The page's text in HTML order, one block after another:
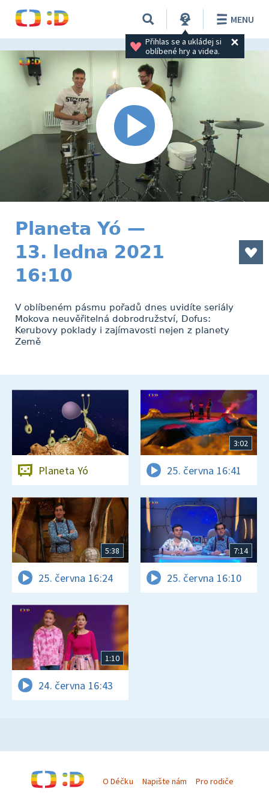
Přihlas se a ukládej si
oblíbené hry a videa.
MENU
Planeta Yó —
13. ledna 2021
16:10
V oblíbeném pásmu pořadů dnes uvidíte seriály
Mokova neuvěřitelná dobrodružství, Dofus:
Kerubovy poklady i zajímavosti nejen z planety
Země
Planeta Yó
3:02
25. června 16:41
5:38
25. června 16:24
7:14
25. června 16:10
1:10
24. června 16:43
O Déčku Napište nám Pro rodiče